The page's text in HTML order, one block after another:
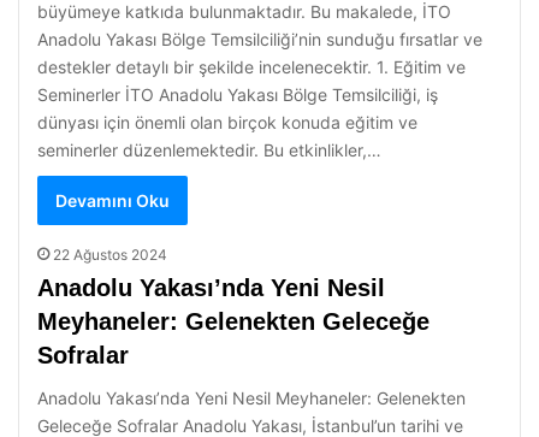
büyümeye katkıda bulunmaktadır. Bu makalede, İTO
Anadolu Yakası Bölge Temsilciliği’nin sunduğu fırsatlar ve
destekler detaylı bir şekilde incelenecektir. 1. Eğitim ve
Seminerler İTO Anadolu Yakası Bölge Temsilciliği, iş
dünyası için önemli olan birçok konuda eğitim ve
seminerler düzenlemektedir. Bu etkinlikler,…
Devamını Oku
22 Ağustos 2024
Anadolu Yakası’nda Yeni Nesil
Meyhaneler: Gelenekten Geleceğe
Sofralar
Anadolu Yakası’nda Yeni Nesil Meyhaneler: Gelenekten
Geleceğe Sofralar Anadolu Yakası, İstanbul’un tarihi ve